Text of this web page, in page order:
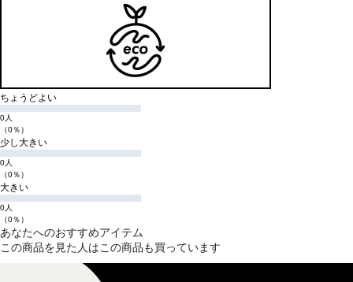
ちょうどよい
0人
（0％）
少し大きい
0人
（0％）
大きい
0人
（0％）
あなたへのおすすめアイテム
この商品を見た人はこの商品も買っています